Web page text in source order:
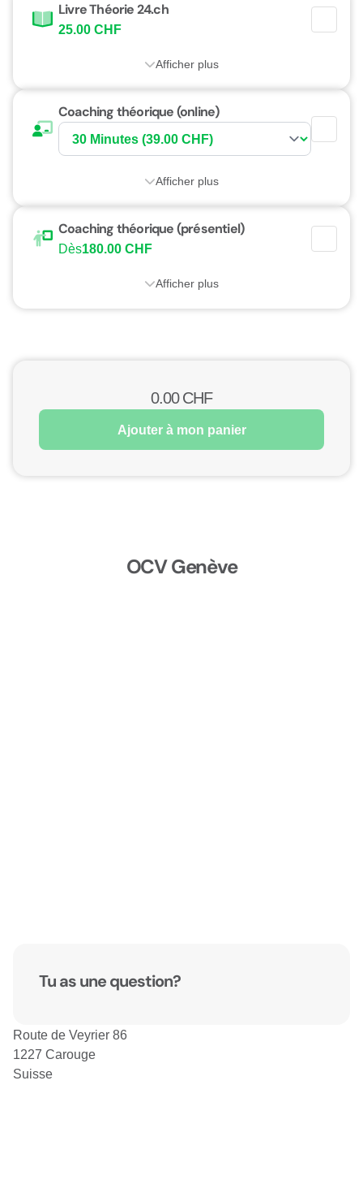
Livre Théorie 24.ch
25.00 CHF
Afficher plus
Coaching théorique (online)
Afficher plus
Coaching théorique (présentiel)
Dès180.00 CHF
Afficher plus
0.00CHF
Ajouter à mon panier
OCV Genève
Tu as une question?
Route de Veyrier 86
1227 Carouge
Suisse